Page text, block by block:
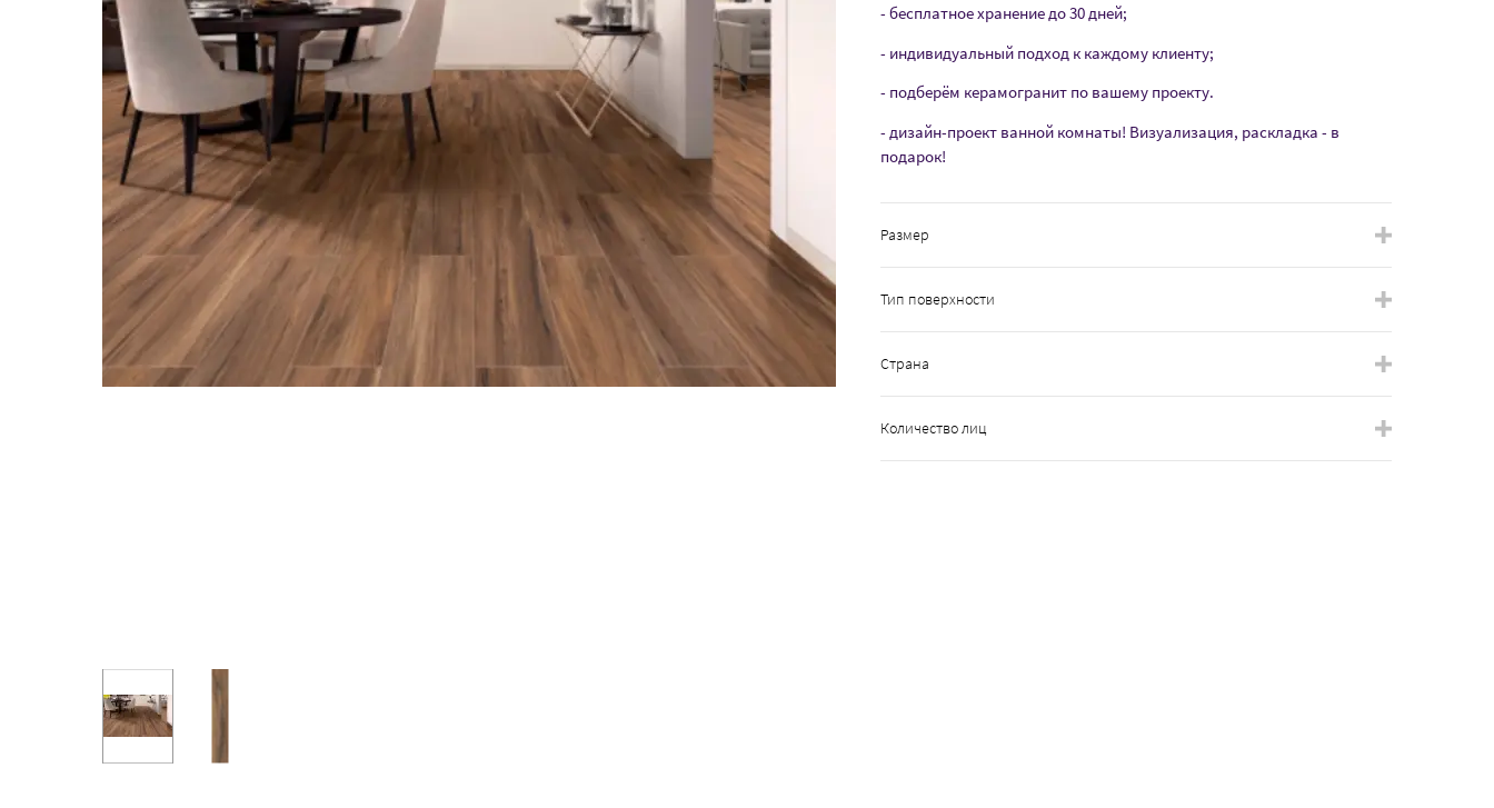
- бесплатное хранение до 30 дней;
- индивидуальный подход к каждому клиенту;
- подберём керамогранит по вашему проекту.
- дизайн-проект ванной комнаты! Визуализация, раскладка - в
подарок!
Размер
Тип поверхности
Страна
Количество лиц